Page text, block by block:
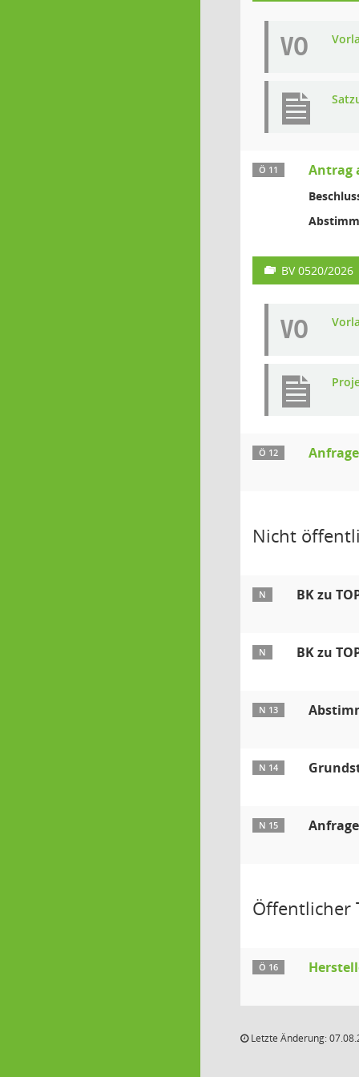
VO
Ö 11 Antrag
BV 0520/2026
VO
Ö 12
Nicht
N BK zu
N BK zu
N 13
N 14
N 15
Öffentlicher
Ö 16
Letzte Änderung: